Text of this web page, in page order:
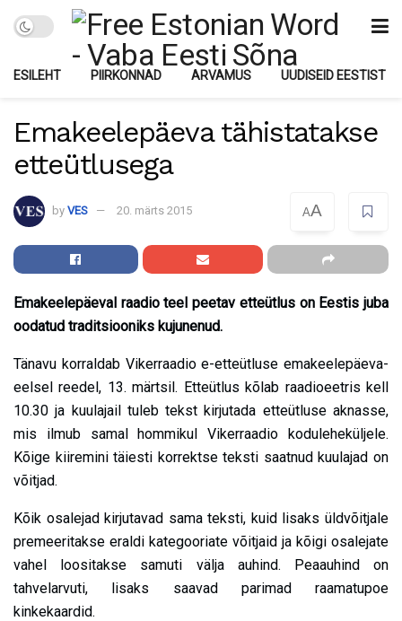
ESILEHT PIIRKONNAD ARVAMUS UUDISEID EESTIST
Emakeelepäeva tähistatakse
etteütlusega
by VES 20. märts 2015 AA
Emakeelepäeval raadio teel peetav etteütlus on Eestis juba
oodatud traditsiooniks kujunenud.
Tänavu korraldab Vikerraadio e-etteütluse emakeelepäeva-
eelsel reedel, 13. märtsil. Etteütlus kõlab raadioeetris kell
10.30 ja kuulajail tuleb tekst kirjutada etteütluse aknasse,
mis ilmub samal hommikul Vikerraadio koduleheküljele.
Kõige kiiremini täiesti korrektse teksti saatnud kuulajad on
võitjad.
Kõik osalejad kirjutavad sama teksti, kuid lisaks üldvõitjale
premeeritakse eraldi kategooriate võitjaid ja kõigi osalejate
vahel loositakse samuti välja auhind. Peaauhind on
tahvelarvuti, lisaks saavad parimad raamatupoe
kinkekaardid.